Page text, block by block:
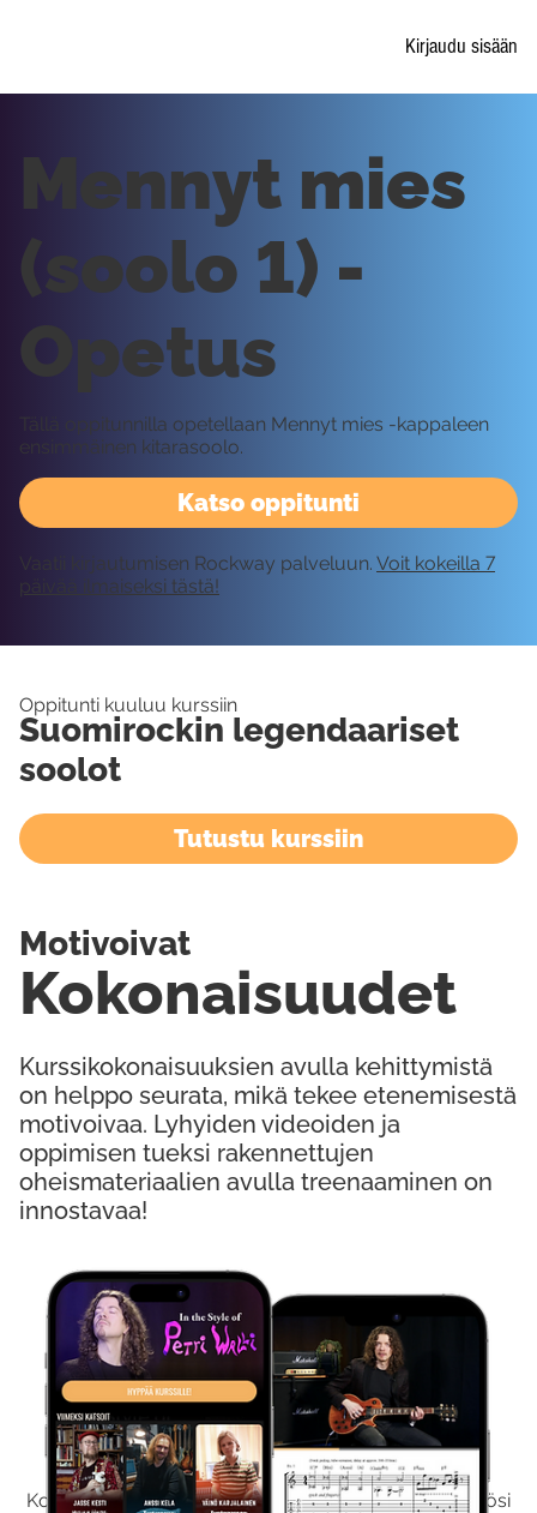
Kirjaudu sisään
Kokeile Ilmaiseksi
Kokeilemalla ilmaiseksi saat koko sisältömme käyttöösi
Katso oppitunti
Mennyt mies
(soolo 1) -
Opetus
Tällä oppitunnilla opetellaan Mennyt mies -kappaleen
ensimmäinen kitarasoolo.
Vaatii kirjautumisen Rockway palveluun. Voit kokeilla 7
päivää ilmaiseksi tästä!
Oppitunti kuuluu kurssiin
Suomirockin legendaariset
soolot
Tutustu kurssiin
Kurssikokonaisuuksien avulla kehittymistä
on helppo seurata, mikä tekee etenemisestä
motivoivaa. Lyhyiden videoiden ja
oppimisen tueksi rakennettujen
oheismateriaalien avulla treenaaminen on
innostavaa!
Kokonaisuudet
Motivoivat